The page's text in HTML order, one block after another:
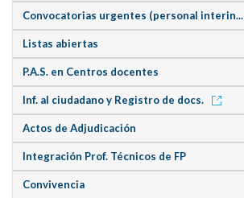
Convocatorias urgentes (personal interin...
Listas abiertas
P.A.S. en Centros docentes
Inf. al ciudadano y Registro de docs.
Actos de Adjudicación
Integración Prof. Técnicos de FP
Convivencia